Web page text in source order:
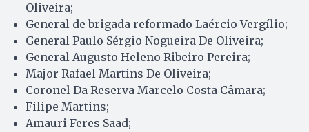
Oliveira;
General de brigada reformado Laércio Vergílio;
General Paulo Sérgio Nogueira De Oliveira;
General Augusto Heleno Ribeiro Pereira;
Major Rafael Martins De Oliveira;
Coronel Da Reserva Marcelo Costa Câmara;
Filipe Martins;
Amauri Feres Saad;